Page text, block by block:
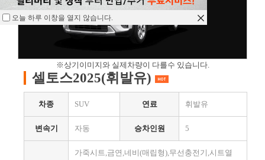
※상기이미지와 실제차량이 다를수 있습니다.
셀토스2025(휘발유)
차종 SUV 연료 휘발유
변속기 자동 승차인원 5
가죽시트,금연,네비(매립형),무선충전기,시트열
오늘 하루 이창을 열지 않습니다.